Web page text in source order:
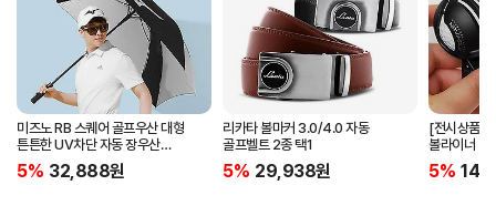
미즈노 RB 스퀘어 골프우산 대형
튼튼한 UV차단 자동 장우산
5LKY22100
5% 32,888원
리카타 볼마커 3.0/4.0 자동
골프벨트 2종 택1
5% 29,938원
[전시상품]
볼라이너 +
5%